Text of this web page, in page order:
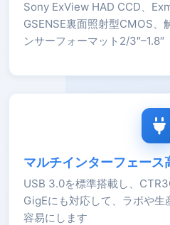
Sony ExView HAD CCD、
GSENSE裏面照射型CMOS
ンサーフォーマット2/3″–1.8″
マルチインターフェース
USB 3.0を標準搭載し、
GigEにも対応して、ラボや生
容易にします